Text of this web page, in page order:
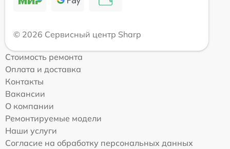
© 2026 Сервисный центр Sharp
Стоимость ремонта
Оплата и доставка
Контакты
Вакансии
О компании
Ремонтируемые модели
Наши услуги
Согласие на обработку персональных данных